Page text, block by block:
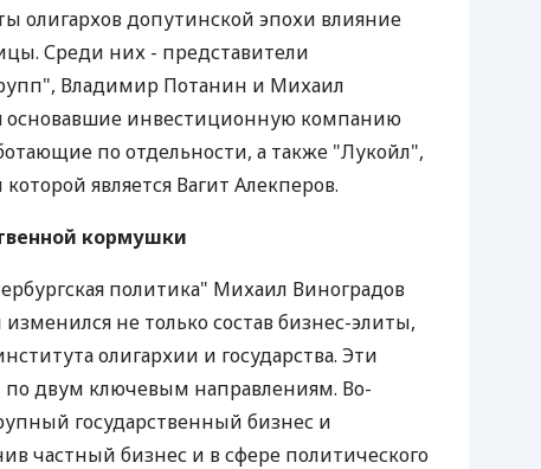
олигархов допутинской эпохи влияние
Среди них - представители
Владимир Потанин и Михаил
основавшие инвестиционную компанию
по отдельности, а также "Лукойл",
является Вагит Алекперов.
кормушки
политика" Михаил Виноградов
не только состав бизнес-элиты,
олигархии и государства. Эти
двум ключевым направлениям. Во-
государственный бизнес и
частный бизнес и в сфере политического